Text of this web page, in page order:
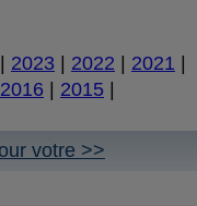
2023 2022 2021
2016 2015
votre >>